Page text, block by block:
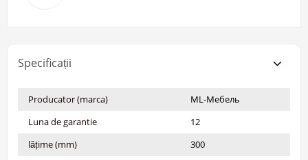
Specificații
Producator (marca)
ML-Мебель
Luna de garantie
12
lățime (mm)
300